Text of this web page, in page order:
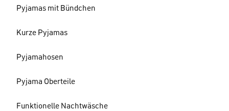
Pyjamas mit Bündchen
Kurze Pyjamas
Pyjamahosen
Pyjama Oberteile
Funktionelle Nachtwäsche